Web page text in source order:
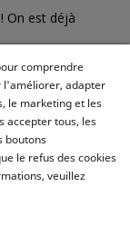
On est déjà
comprendre
l'améliorer, adapter
le marketing et les
accepter tous, les
boutons
le refus des cookies
veuillez